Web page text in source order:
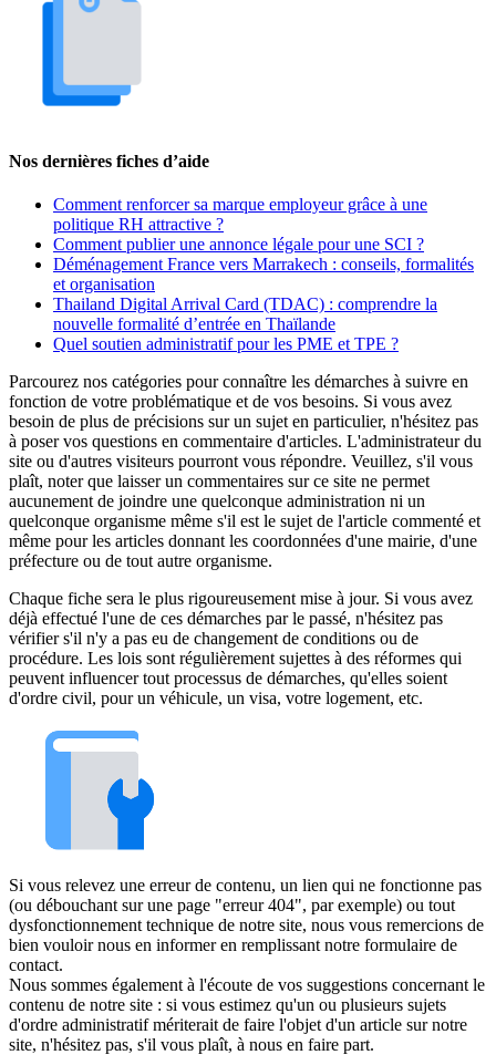
Nos dernières fiches d’aide
Comment renforcer sa marque employeur grâce à une
politique RH attractive ?
Comment publier une annonce légale pour une SCI ?
Déménagement France vers Marrakech : conseils, formalités
et organisation
Thailand Digital Arrival Card (TDAC) : comprendre la
nouvelle formalité d’entrée en Thaïlande
Quel soutien administratif pour les PME et TPE ?
Parcourez nos catégories pour connaître les démarches à suivre en
fonction de votre problématique et de vos besoins. Si vous avez
besoin de plus de précisions sur un sujet en particulier, n'hésitez pas
à poser vos questions en commentaire d'articles. L'administrateur du
site ou d'autres visiteurs pourront vous répondre. Veuillez, s'il vous
plaît, noter que laisser un commentaires sur ce site ne permet
aucunement de joindre une quelconque administration ni un
quelconque organisme même s'il est le sujet de l'article commenté et
même pour les articles donnant les coordonnées d'une mairie, d'une
préfecture ou de tout autre organisme.
Chaque fiche sera le plus rigoureusement mise à jour. Si vous avez
déjà effectué l'une de ces démarches par le passé, n'hésitez pas
vérifier s'il n'y a pas eu de changement de conditions ou de
procédure. Les lois sont régulièrement sujettes à des réformes qui
peuvent influencer tout processus de démarches, qu'elles soient
d'ordre civil, pour un véhicule, un visa, votre logement, etc.
Si vous relevez une erreur de contenu, un lien qui ne fonctionne pas
(ou débouchant sur une page "erreur 404", par exemple) ou tout
dysfonctionnement technique de notre site, nous vous remercions de
bien vouloir nous en informer en remplissant notre formulaire de
contact.
Nous sommes également à l'écoute de vos suggestions concernant le
contenu de notre site : si vous estimez qu'un ou plusieurs sujets
d'ordre administratif mériterait de faire l'objet d'un article sur notre
site, n'hésitez pas, s'il vous plaît, à nous en faire part.